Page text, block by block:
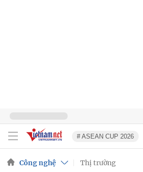
# ASEAN CUP 2026
Công nghệ Thị trường